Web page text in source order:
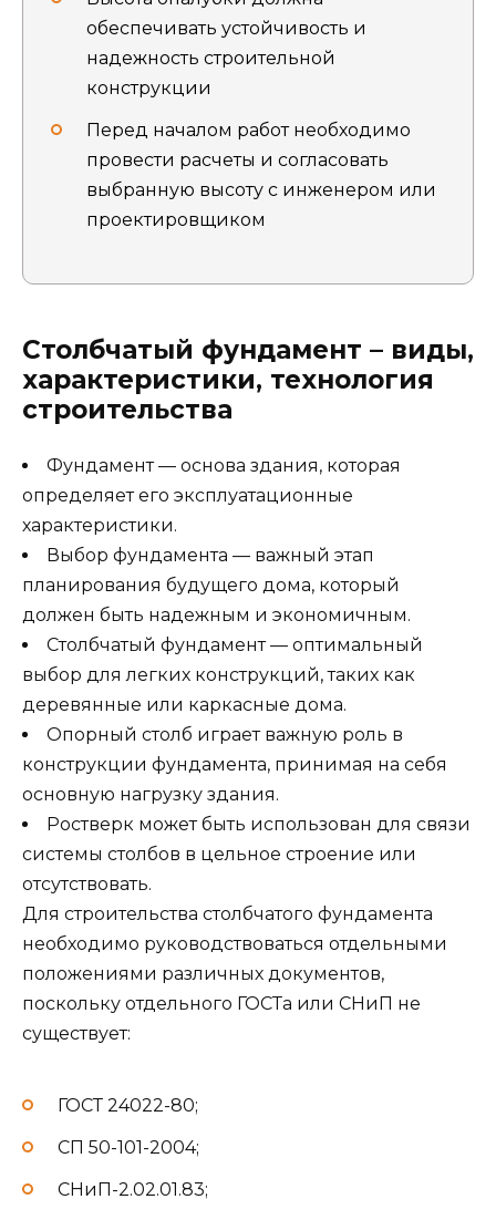
обеспечивать устойчивость и
надежность строительной
конструкции
Перед началом работ необходимо
провести расчеты и согласовать
выбранную высоту с инженером или
проектировщиком
Столбчатый фундамент – виды,
характеристики, технология
строительства
Фундамент — основа здания, которая
определяет его эксплуатационные
характеристики.
Выбор фундамента — важный этап
планирования будущего дома, который
должен быть надежным и экономичным.
Столбчатый фундамент — оптимальный
выбор для легких конструкций, таких как
деревянные или каркасные дома.
Опорный столб играет важную роль в
конструкции фундамента, принимая на себя
основную нагрузку здания.
Ростверк может быть использован для связи
системы столбов в цельное строение или
отсутствовать.
Для строительства столбчатого фундамента
необходимо руководствоваться отдельными
положениями различных документов,
поскольку отдельного ГОСТа или СНиП не
существует:
ГОСТ 24022-80;
СП 50-101-2004;
СНиП-2.02.01.83;